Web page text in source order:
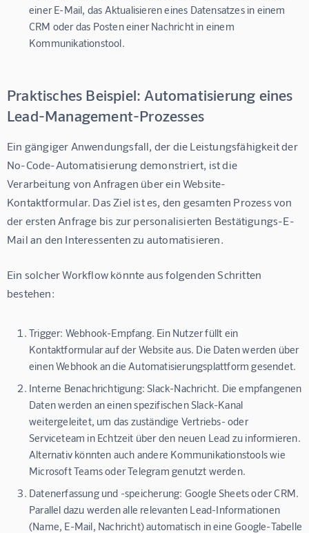
einer E-Mail, das Aktualisieren eines Datensatzes in einem
CRM oder das Posten einer Nachricht in einem
Kommunikationstool.
Praktisches Beispiel: Automatisierung eines
Lead-Management-Prozesses
Ein gängiger Anwendungsfall, der die Leistungsfähigkeit der
No-Code-Automatisierung demonstriert, ist die
Verarbeitung von Anfragen über ein Website-
Kontaktformular. Das Ziel ist es, den gesamten Prozess von
der ersten Anfrage bis zur personalisierten Bestätigungs-E-
Mail an den Interessenten zu automatisieren.
Ein solcher Workflow könnte aus folgenden Schritten
bestehen:
Trigger: Webhook-Empfang. Ein Nutzer füllt ein
Kontaktformular auf der Website aus. Die Daten werden über
einen Webhook an die Automatisierungsplattform gesendet.
Interne Benachrichtigung: Slack-Nachricht. Die empfangenen
Daten werden an einen spezifischen Slack-Kanal
weitergeleitet, um das zuständige Vertriebs- oder
Serviceteam in Echtzeit über den neuen Lead zu informieren.
Alternativ könnten auch andere Kommunikationstools wie
Microsoft Teams oder Telegram genutzt werden.
Datenerfassung und -speicherung: Google Sheets oder CRM.
Parallel dazu werden alle relevanten Lead-Informationen
(Name, E-Mail, Nachricht) automatisch in eine Google-Tabelle